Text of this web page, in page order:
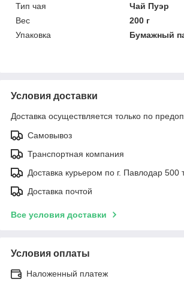
Тип чая
Чай Пуэр
Вес
200 г
Упаковка
Бумажный
Условия доставки
Доставка осуществляется только по
Самовывоз
Транспортная компания
Доставка курьером по г. Павлодар 500
Доставка почтой
Все условия доставки
Условия оплаты
Наложенный платеж